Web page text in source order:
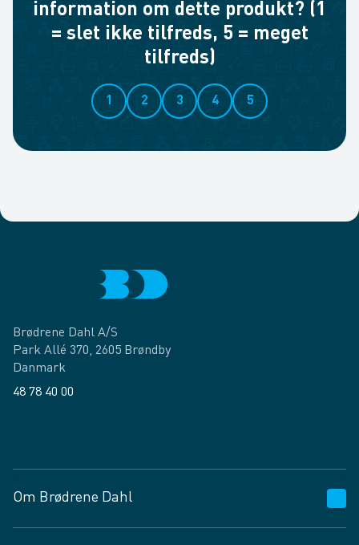
information om dette produkt? (1
= slet ikke tilfreds, 5 = meget
tilfreds)
1 2 3 4 5
Brødrene Dahl A/S
Park Allé 370, 2605 Brøndby
Danmark
48 78 40 00
Om Brødrene Dahl